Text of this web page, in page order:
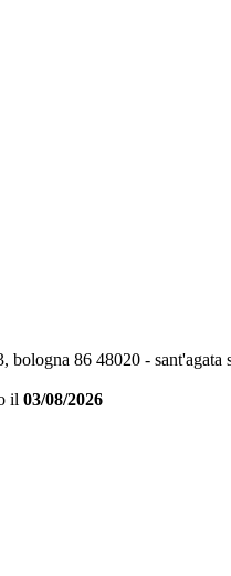
bologna 86 48020 - sant'agata
il 03/08/2026